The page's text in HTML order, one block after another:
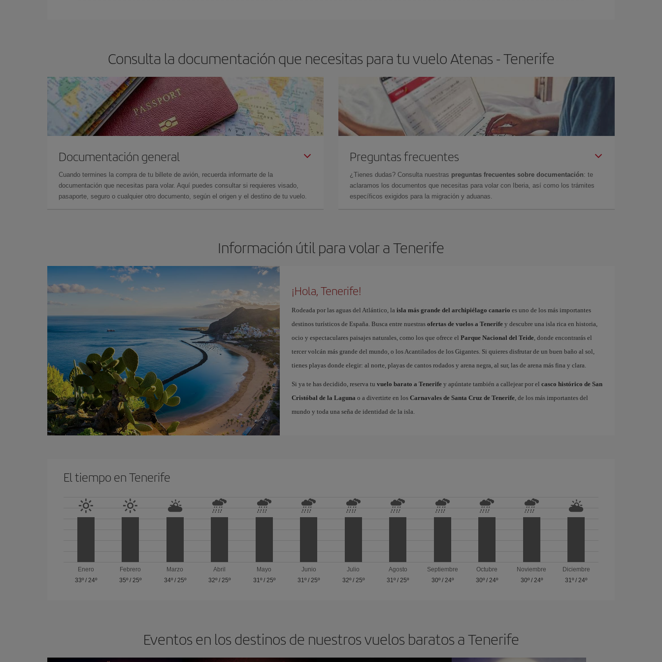
Consulta la documentación que necesitas para tu vuelo Atenas - Tenerife
Documentación general
Cuando termines la compra de tu billete de avión, recuerda informarte de la
documentación que necesitas para volar. Aquí puedes consultar si requieres visado,
pasaporte, seguro o cualquier otro documento, según el origen y el destino de tu vuelo.
Preguntas frecuentes
¿Tienes dudas? Consulta nuestras preguntas frecuentes sobre documentación: te
aclaramos los documentos que necesitas para volar con Iberia, así como los trámites
específicos exigidos para la migración y aduanas.
Información útil para volar a Tenerife
¡Hola, Tenerife!
Rodeada por las aguas del Atlántico, la isla más grande del archipiélago canario es uno de los más importantes
destinos turísticos de España. Busca entre nuestras ofertas de vuelos a Tenerifey descubre una isla rica en historia,
ocio y espectaculares paisajes naturales, como los que ofrece el Parque Nacional del Teide, donde encontrarás el
tercer volcán más grande del mundo, o los Acantilados de los Gigantes. Si quieres disfrutar de un buen baño al sol,
tienes playas donde elegir: al norte, playas de cantos rodados y arena negra, al sur, las de arena más fina y clara.
Si ya te has decidido, reserva tu vuelo barato a Tenerifey apúntate también a callejear por el casco histórico de San
Cristóbal de la Laguna o a divertirte en los Carnavales de Santa Cruz de Tenerife, de los más importantes del
mundo y toda una seña de identidad de la isla.
El tiempo en Tenerife
Enero
33º/ 24º
Febrero
35º /25º
Marzo
34º/ 25º
Abril
32º /25º
Mayo
31º/ 25º
Junio
31º /25º
Julio
32º/ 25º
Agosto
31º /25º
Septiembre
30º/ 24º
Octubre
30º /24º
Noviembre
30º/ 24º
Diciembre
31º /24º
Eventos en los destinos de nuestros vuelos baratos a Tenerife